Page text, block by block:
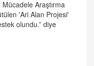
Araştırma
'Ari Alan Projesi'
olundu.” diye